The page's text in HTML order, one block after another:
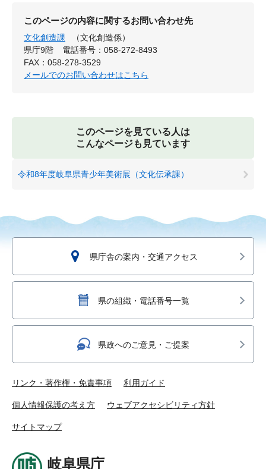
このページの内容に関するお問い合わせ先
文化創造課
（文化創造係）
県庁9階
電話番号：058-272-8493
FAX：058-278-3529
メールでのお問い合わせはこちら
このページを見ている人は
こんなページも見ています
令和8年度岐阜県青少年美術展（文化伝承課）
県庁舎の案内・交通アクセス
県の組織・電話番号一覧
県政へのご意見・ご提案
リンク・著作権・免責事項 利用ガイド
個人情報保護の考え方 ウェブアクセシビリティ方針
サイトマップ
岐阜県庁